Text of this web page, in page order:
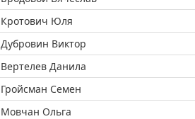
Кротович Юля
Дубровин Виктор
Вертелев Данила
Гройсман Семен
Мовчан Ольга